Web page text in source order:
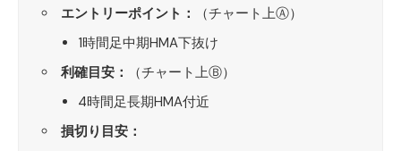
エントリーポイント：
（チャート上Ⓐ）
1時間足中期HMA下抜け
利確目安：
（チャート上Ⓑ）
4時間足長期HMA付近
損切り目安：